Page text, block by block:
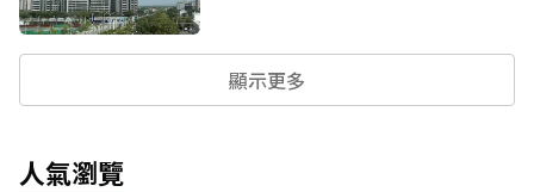
顯示更多
人氣瀏覽